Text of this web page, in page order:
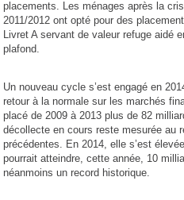
placements. Les ménages après la
2011/2012 ont opté pour des
Livret A servant de valeur refuge aidé
plafond.
Un nouveau cycle s’est engagé en
retour à la normale sur les marchés
placé de 2009 à 2013 plus de 82
décollecte en cours reste mesurée au
précédentes. En 2014, elle s’est
pourrait atteindre, cette année, 10
néanmoins un record historique.